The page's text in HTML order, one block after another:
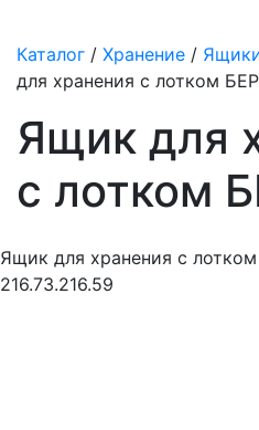
Каталог / Хранение /
для хранения с лотком
Ящик для
с лотком
Ящик для хранения с
216.73.216.59